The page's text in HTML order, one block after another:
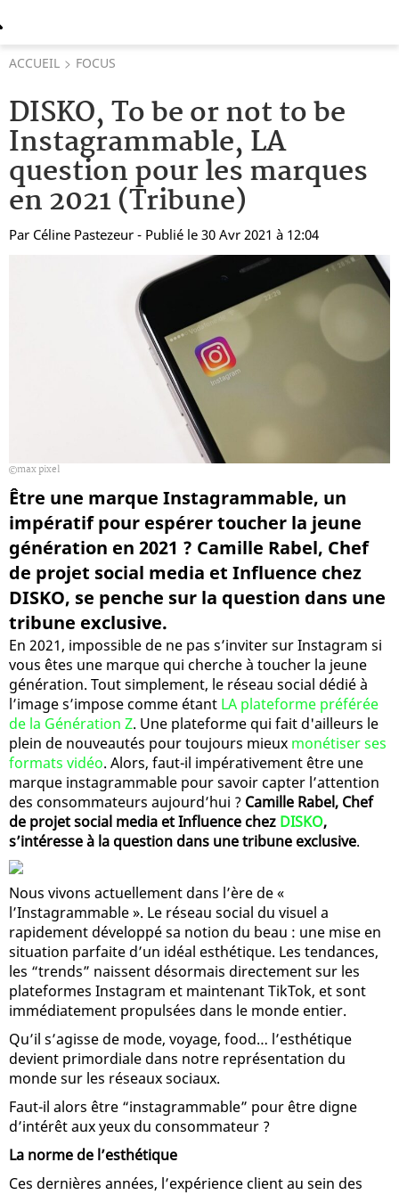
ACCUEIL FOCUS
DISKO, To be or not to be
Instagrammable, LA
question pour les marques
en 2021 (Tribune)
Par Céline Pastezeur - Publié le 30 Avr 2021 à 12:04
max pixel
Être une marque Instagrammable, un
impératif pour espérer toucher la jeune
génération en 2021 ? Camille Rabel, Chef
de projet social media et Influence chez
DISKO, se penche sur la question dans une
tribune exclusive.
En 2021, impossible de ne pas s’inviter sur Instagram si
vous êtes une marque qui cherche à toucher la jeune
génération. Tout simplement, le réseau social dédié à
l’image s’impose comme étant LA plateforme préférée
de la Génération Z. Une plateforme qui fait d'ailleurs le
plein de nouveautés pour toujours mieux monétiser ses
formats vidéo. Alors, faut-il impérativement être une
marque instagrammable pour savoir capter l’attention
des consommateurs aujourd’hui ? Camille Rabel, Chef
de projet social media et Influence chez DISKO,
s’intéresse à la question dans une tribune exclusive.
Nous vivons actuellement dans l’ère de «
l’Instagrammable ». Le réseau social du visuel a
rapidement développé sa notion du beau : une mise en
situation parfaite d’un idéal esthétique. Les tendances,
les “trends” naissent désormais directement sur les
plateformes Instagram et maintenant TikTok, et sont
immédiatement propulsées dans le monde entier.
Qu’il s’agisse de mode, voyage, food… l’esthétique
devient primordiale dans notre représentation du
monde sur les réseaux sociaux.
Faut-il alors être “instagrammable” pour être digne
d’intérêt aux yeux du consommateur ?
La norme de l’esthétique
Ces dernières années, l’expérience client au sein des